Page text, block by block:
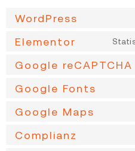
WordPress
Elementor
Google reCAPTCHA
Google Fonts
Google Maps
Complianz